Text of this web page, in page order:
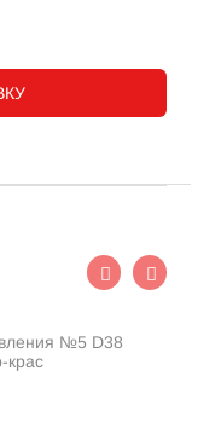
№5 D38
крас